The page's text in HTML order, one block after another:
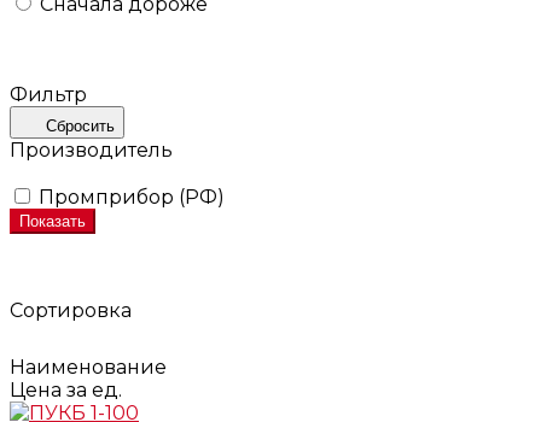
Фильтр
Сбросить
Производитель
Промприбор (РФ)
Показать
Сортировка
Наименование
Цена за ед.